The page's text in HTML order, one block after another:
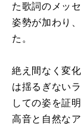
た歌詞のメッ
姿勢が加わり
た。
絶え間なく変
は揺るぎない
しての姿を証
高音と自然な